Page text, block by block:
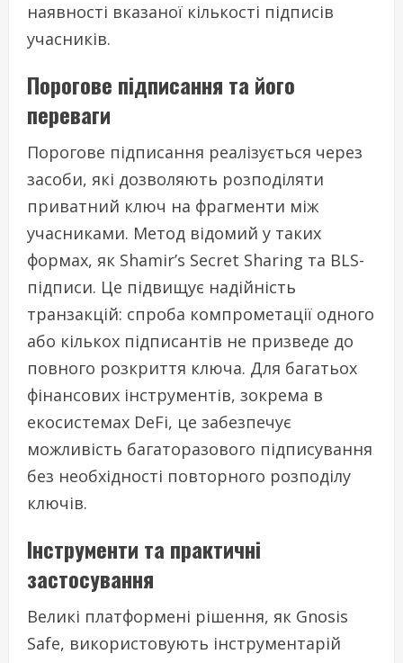
наявності вказаної кількості підписів
учасників.
Порогове підписання та його
переваги
Порогове підписання реалізується через
засоби, які дозволяють розподіляти
приватний ключ на фрагменти між
учасниками. Метод відомий у таких
формах, як Shamir’s Secret Sharing та BLS-
підписи. Це підвищує надійність
транзакцій: спроба компрометації одного
або кількох підписантів не призведе до
повного розкриття ключа. Для багатьох
фінансових інструментів, зокрема в
екосистемах DeFi, це забезпечує
можливість багаторазового підписування
без необхідності повторного розподілу
ключів.
Інструменти та практичні
застосування
Великі платформені рішення, як Gnosis
Safe, використовують інструментарій